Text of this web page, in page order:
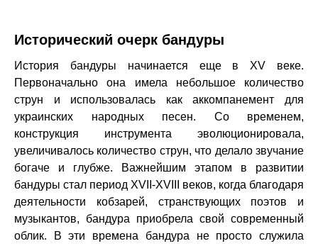
Исторический очерк бандуры
История бандуры начинается еще в XV веке.
Первоначально она имела небольшое количество
струн и использовалась как аккомпанемент для
украинских народных песен. Со временем,
конструкция инструмента эволюционировала,
увеличивалось количество струн, что делало звучание
богаче и глубже. Важнейшим этапом в развитии
бандуры стал период XVII-XVIII веков, когда благодаря
деятельности кобзарей, странствующих поэтов и
музыкантов, бандура приобрела свой современный
облик. В эти времена бандура не просто служила